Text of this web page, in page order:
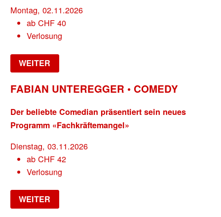
Montag, 02.11.2026
ab CHF40
Verlosung
WEITER
FABIAN UNTEREGGER • COMEDY
Der beliebte Comedian präsentiert sein neues
Programm «Fachkräftemangel»
Dienstag, 03.11.2026
ab CHF42
Verlosung
WEITER